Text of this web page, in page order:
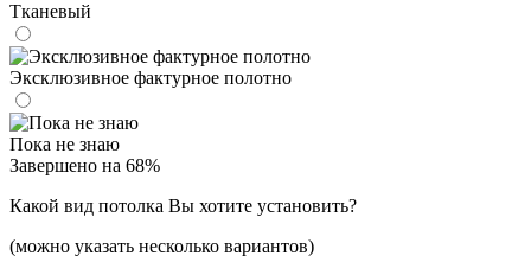
Тканевый
Эксклюзивное фактурное полотно
Пока не знаю
Завершено на 68%
Какой вид потолка Вы хотите установить?
(можно указать несколько вариантов)